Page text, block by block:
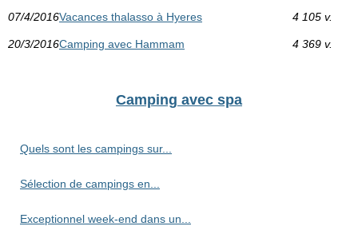
07/4/2016Vacances thalasso à Hyeres 4 105 v.
20/3/2016Camping avec Hammam 4 369 v.
Camping avec spa
Quels sont les campings sur...
Sélection de campings en...
Exceptionnel week-end dans un...